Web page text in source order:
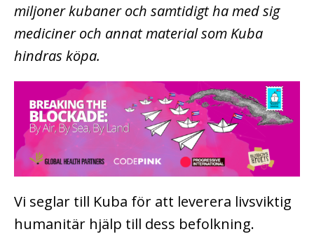
miljoner kubaner och samtidigt ha med sig
mediciner och annat material som Kuba
hindras köpa.
Vi seglar till Kuba för att leverera livsviktig
humanitär hjälp till dess befolkning.